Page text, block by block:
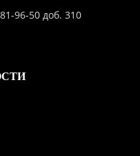
96-50 доб. 310